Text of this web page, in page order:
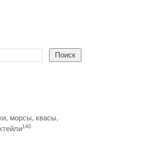
Поиск
морсы, квасы,
140